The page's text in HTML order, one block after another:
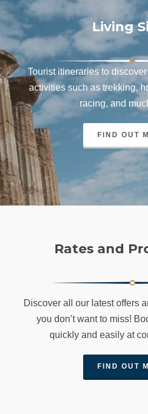
Living
Tourist itineraries to
activities such as trekking,
racing, and
FIND OUT
Rates and
Discover all our latest offers
you don’t want to miss!
quickly and easily at
FIND OUT